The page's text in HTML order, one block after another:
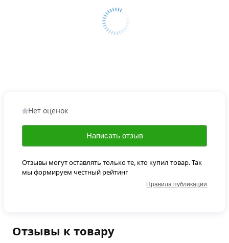
Отзывы к товару
Нет оценок
Написать отзыв
Отзывы могут оставлять только те, кто купил товар. Так
мы формируем честный рейтинг
Правила публикации